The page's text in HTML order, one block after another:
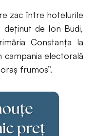
zac între hotelurile
deținut de Ion Budi,
Constanța la
campania electorală
frumos”.